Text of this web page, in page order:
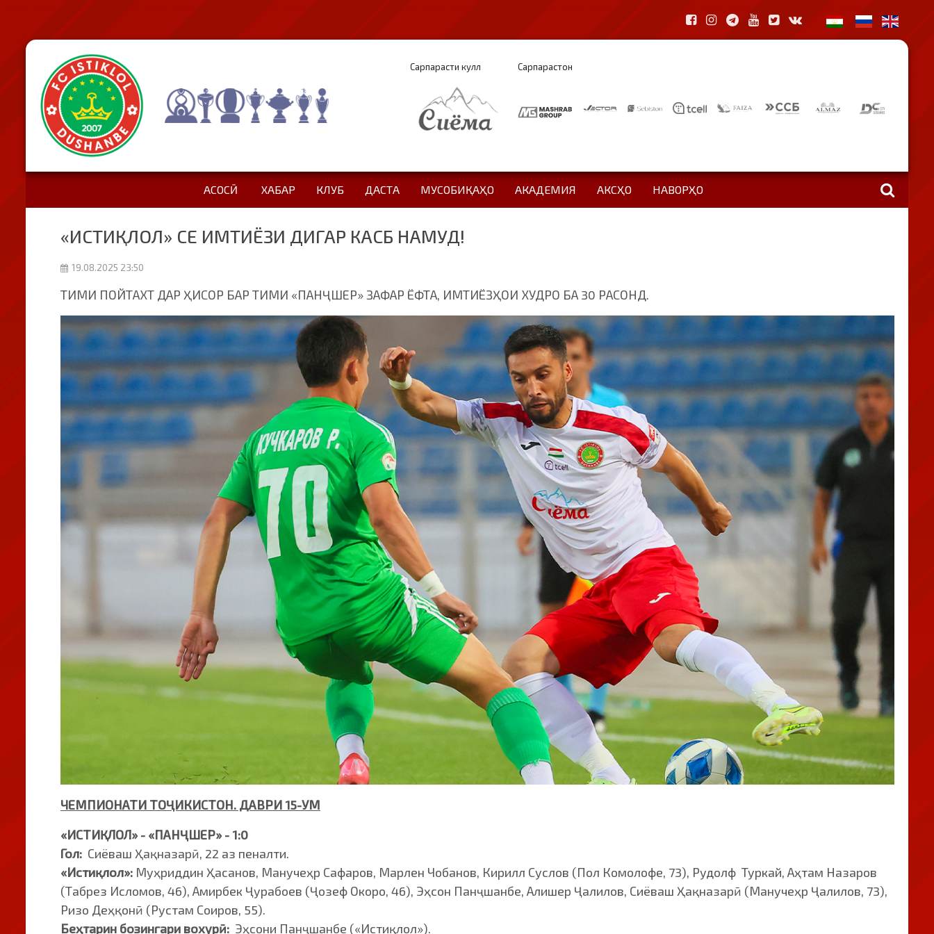
Сарпарасти кулл Сарпарастон
АСОСӢ ХАБАР КЛУБ ДАСТА МУСОБИҚАҲО АКАДЕМИЯ АКСҲО НАВОРҲО
«ИСТИҚЛОЛ» СЕ ИМТИЁЗИ ДИГАР КАСБ НАМУД!
19.08.2025 23:50
ТИМИ ПОЙТАХТ ДАР ҲИСОР БАР ТИМИ «ПАНҶШЕР» ЗАФАР ЁФТА, ИМТИЁЗҲОИ ХУДРО БА 30 РАСОНД.
ЧЕМПИОНАТИ ТОҶИКИСТОН. ДАВРИ 15-УМ
«ИСТИҚЛОЛ» - «ПАНҶШЕР» - 1:0
Гол: Сиёваш Ҳақназарӣ, 22 аз пеналти.
«Истиқлол»: Муҳриддин Ҳасанов, Манучеҳр Сафаров, Марлен Чобанов, Кирилл Суслов (Пол Комолофе, 73), Рудолф Туркай, Аҳтам Назаров
(Табрез Исломов, 46), Амирбек Ҷурабоев (Ҷозеф Окоро, 46), Эҳсон Панҷшанбе, Алишер Ҷалилов, Сиёваш Ҳақназарӣ (Манучеҳр Ҷалилов, 73),
Ризо Деҳқонӣ (Рустам Соиров, 55).
Беҳтарин бозингари вохурӣ: Эҳсони Панҷшанбе («Истиқлол»).